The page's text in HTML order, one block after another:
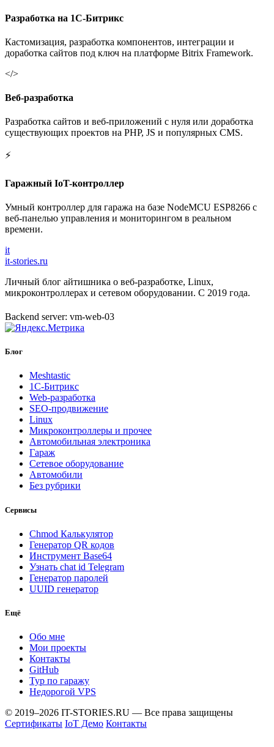
Разработка на 1С-Битрикс
Кастомизация, разработка компонентов, интеграции и
доработка сайтов под ключ на платформе Bitrix Framework.
</>
Веб-разработка
Разработка сайтов и веб-приложений с нуля или доработка
существующих проектов на PHP, JS и популярных CMS.
⚡
Гаражный IoT-контроллер
Умный контроллер для гаража на базе NodeMCU ESP8266 с
веб-панелью управления и мониторингом в реальном
времени.
it
it-stories.ru
Личный блог айтишника о веб-разработке, Linux,
микроконтроллерах и сетевом оборудовании. С 2019 года.
Backend server: vm-web-03
Блог
Meshtastic
1С-Битрикс
Web-разработка
SEO-продвижение
Linux
Микроконтроллеры и прочее
Автомобильная электроника
Гараж
Сетевое оборудование
Автомобили
Без рубрики
Сервисы
Chmod Калькулятор
Генератор QR кодов
Инструмент Base64
Узнать chat id Telegram
Генератор паролей
UUID генератор
Ещё
Обо мне
Мои проекты
Контакты
GitHub
Тур по гаражу
Недорогой VPS
© 2019–2026 IT-STORIES.RU — Все права защищены
Сертификаты IoT Демо Контакты